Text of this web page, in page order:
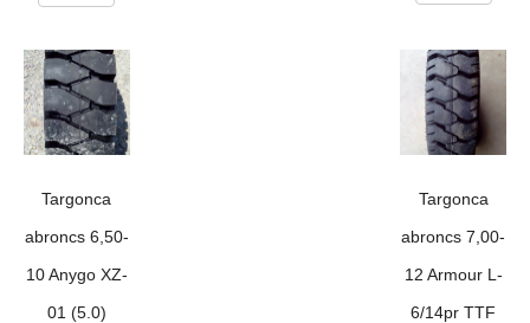
9
Broadway
STS-
328/10pr
TTF
Broadway
SKS-
328/10pr
TTF
Targonca
abroncs 6,50-
10 Anygo XZ-
01 (5.0)
Targonca
abroncs 7,00-
12 Armour L-
6/14pr TTF